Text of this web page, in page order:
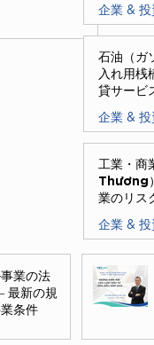
企業 & 投
石油（ガ
入れ用桟
貸サービ
企業 & 投
工業・商
Thương
業のリス
企業 & 投
2025年12
業の法
最新の規
条件